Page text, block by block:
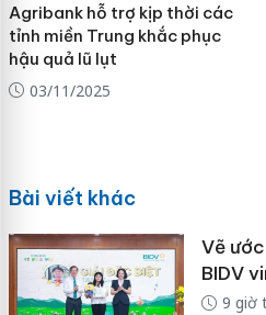
Agribank hỗ trợ kịp thời các
tỉnh miền Trung khắc phục
hậu quả lũ lụt
03/11/2025
Bài viết khác
Vẽ
BIDV
9 giờ